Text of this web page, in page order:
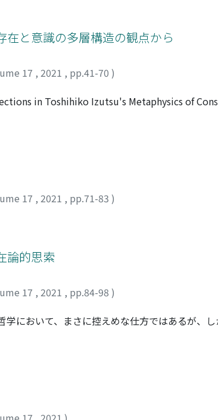
et Dieu sous l'aspect de "l'impersonnel",
Simone Weil, qui est formée par le
personne divine" se trouve plutôt dans le
と意識の多層構造の観点から
17 , 2021 , pp.41-70 )
in Toshihiko Izutsu's Metaphysics of
of being and consciousness. The
as detailed in A Fountainhead of
his analyses of the semantic structures
consciousness). It further illuminates his
a modern Japanese word.
and triggered the exchange of kunjū (
the semantic field of ishiki to incorporate
foundations.
17 , 2021 , pp.71-83 )
論的思索
17 , 2021 , pp.84-98 )
において、まさに控えめな仕方ではあるが、し
にすることである。一般的に、「恥」や「羞恥
れた哲学的性格である。それは過剰なほどの
こうした観点から、「真理」が恥の情動にお
、それはいかなるものであるのかを問うていく。